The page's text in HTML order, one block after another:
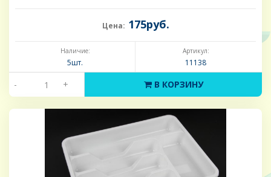
Цена: 175руб.
Наличие:
5шт.
Артикул:
11138
- + В КОРЗИНУ